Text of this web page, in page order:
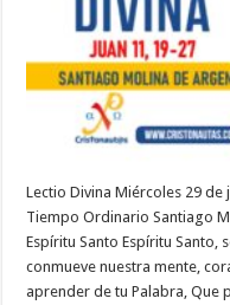
Lectio Divina Miércoles 29 de
Tiempo Ordinario Santiago
Espíritu Santo Espíritu
conmueve nuestra mente,
aprender de tu Palabra, Que